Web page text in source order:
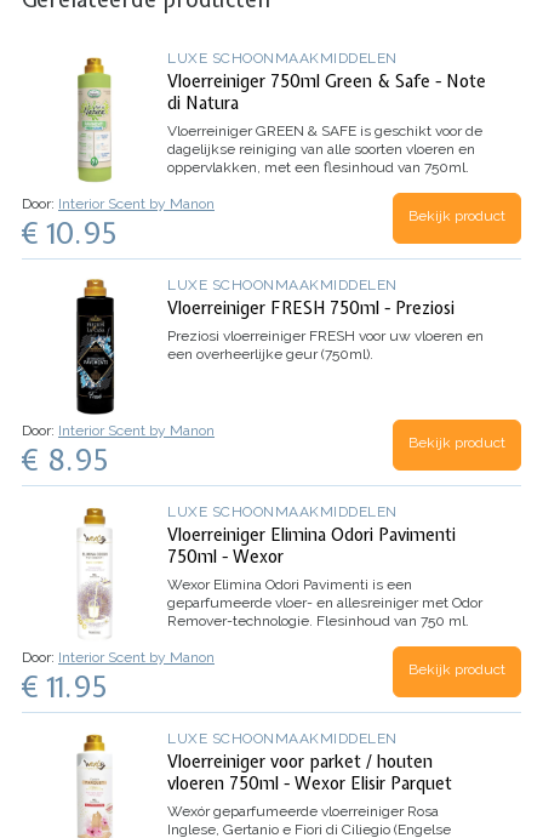
LUXE SCHOONMAAKMIDDELEN
Vloerreiniger 750ml Green & Safe - Note
di Natura
Vloerreiniger GREEN & SAFE is geschikt voor de
dagelijkse reiniging van alle soorten vloeren en
oppervlakken, met een flesinhoud van 750ml.
Door: Interior Scent by Manon
€ 10.95 Bekijk product
LUXE SCHOONMAAKMIDDELEN
Vloerreiniger FRESH 750ml - Preziosi
Preziosi vloerreiniger FRESH voor uw vloeren en
een overheerlijke geur (750ml).
Door: Interior Scent by Manon
€ 8.95 Bekijk product
LUXE SCHOONMAAKMIDDELEN
Vloerreiniger Elimina Odori Pavimenti
750ml - Wexor
Wexor Elimina Odori Pavimenti is een
geparfumeerde vloer- en allesreiniger met Odor
Remover-technologie. Flesinhoud van 750 ml.
Door: Interior Scent by Manon
€ 11.95 Bekijk product
LUXE SCHOONMAAKMIDDELEN
Vloerreiniger voor parket / houten
vloeren 750ml - Wexor Elisir Parquet
Wexór geparfumeerde vloerreiniger Rosa
Inglese, Gertanio e Fiori di Ciliegio (Engelse